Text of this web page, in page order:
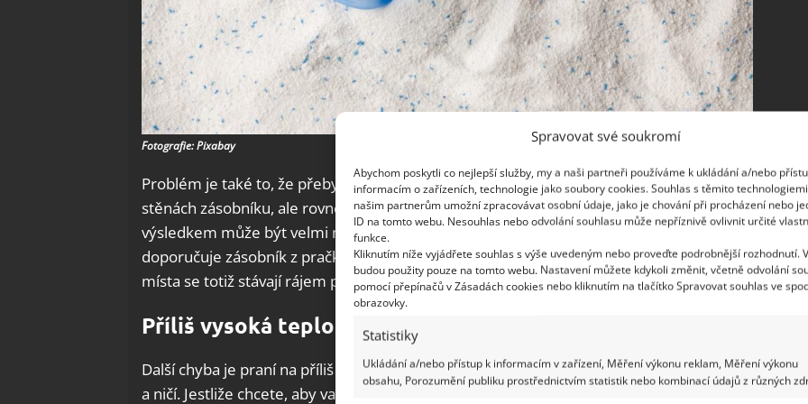
Spravovat své soukromí
Abychom poskytli co nejlepší služby, my a naši partneři používáme k ukládání a/nebo
informacím o zařízeních, technologie jako soubory cookies. Souhlas s těmito
našim partnerům umožní zpracovávat osobní údaje, jako je chování při procházení nebo
ID na tomto webu. Nesouhlas nebo odvolání souhlasu může nepříznivě ovlivnit určité
funkce.
Kliknutím níže vyjádřete souhlas s výše uvedeným nebo proveďte podrobnější rozhodnutí.
budou použity pouze na tomto webu. Nastavení můžete kdykoli změnit, včetně odvolání
pomocí přepínačů v Zásadách cookies nebo kliknutím na tlačítko Spravovat souhlas ve
obrazovky.
Statistiky
Ukládání a/nebo přístup k informacím v zařízení, Měření výkonu reklam, Měření výkonu
obsahu, Porozumění publiku prostřednictvím statistik nebo kombinací údajů z různých
Fotografie: Pixabay
Problém je také to, že přebytek pracího prostředku a aviváže postupně ulpívá nejen na
stěnách zásobníku, ale rovněž v částech pračky, které na první pohled nevidíme, a
výsledkem může být velmi nepříjemný zápach. I z tohoto důvodu se jako prevence
doporučuje zásobník z pračky po každém praní vyndat a nenechat uschnout, vlhká
místa se totiž stávají rájem pro bakterie.
Příliš vysoká teplota a špatné třídění
Další chyba je praní na příliš vysokou teplotu. Vysoká teplota oblečení zbytečně zatěžuje
a ničí. Jestliže chcete, aby vaše oblečení vypadlo déle jako nové, třicet či maximálně